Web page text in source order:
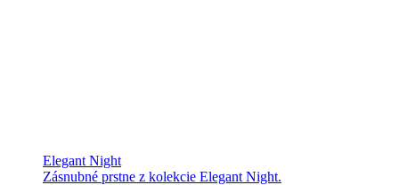
Elegant Night
Zásnubné prstne z kolekcie Elegant Night.